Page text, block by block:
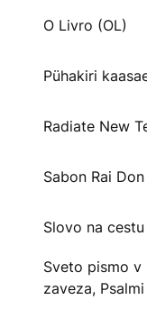
O Livro (OL)
Pühakiri
Radiate New
Sabon Rai
Slovo na cestu
Sveto pismo v
zaveza,